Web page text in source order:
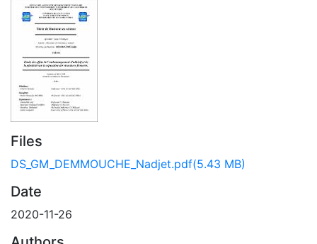
Files
DS_GM_DEMMOUCHE_Nadjet.pdf(5.43 MB)
Date
2020-11-26